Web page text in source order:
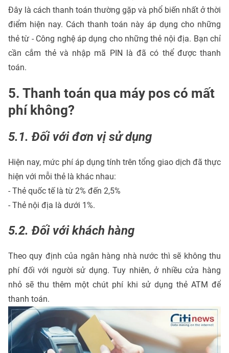
Đây là cách thanh toán thường gặp và phổ biến nhất ở thời
điểm hiện nay. Cách thanh toán này áp dụng cho những
thẻ từ - Công nghệ áp dụng cho những thẻ nội địa. Bạn chỉ
cần cắm thẻ và nhập mã PIN là đã có thể được thanh
toán.
5. Thanh toán qua máy pos có mất
phí không?
5.1. Đối với đơn vị sử dụng
Hiện nay, mức phí áp dụng tính trên tổng giao dịch đã thực
hiện với mỗi thẻ là khác nhau:
- Thẻ quốc tế là từ 2% đến 2,5%
- Thẻ nội địa là dưới 1%.
5.2. Đối với khách hàng
Theo quy định của ngân hàng nhà nước thì sẽ không thu
phí đối với người sử dụng. Tuy nhiên, ở nhiều cửa hàng
nhỏ sẽ thu thêm một chút phí khi sử dụng thẻ ATM để
thanh toán.